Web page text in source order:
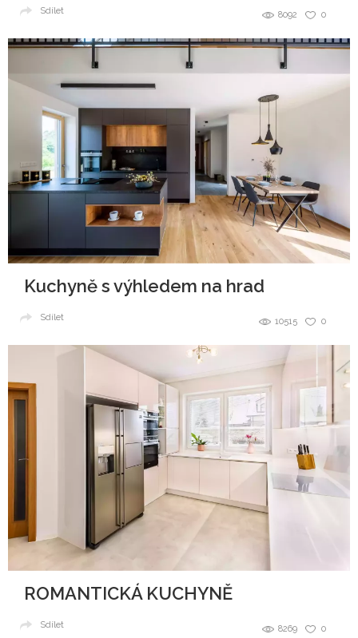
0
8092
Sdílet
Kuchyně s výhledem na hrad
0
10515
Sdílet
ROMANTICKÁ KUCHYNĚ
0
8269
Sdílet